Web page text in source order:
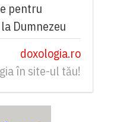
pentru
Dumnezeu
doxologia.ro
în site-ul tău!